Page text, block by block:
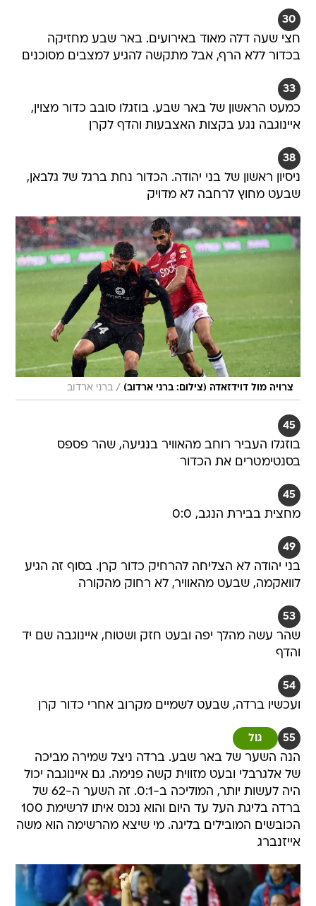
30
חצי שעה דלה מאוד באירועים. באר שבע מחזיקה
בכדור ללא הרף, אבל מתקשה להגיע למצבים מסוכנים
33
כמעט הראשון של באר שבע. בוזגלו סובב כדור מצוין,
איינוגבה נגע בקצות האצבעות והדף לקרן
38
ניסיון ראשון של בני יהודה. הכדור נחת ברגל של גלבאן,
שבעט מחוץ לרחבה לא מדויק
צרויה מול דוידזאדה (צילום: ברני ארדוב) / ברני ארדוב
45
בוזגלו העביר רוחב מהאוויר בנגיעה, שהר פספס
בסנטימטרים את הכדור
45
מחצית בבירת הנגב, 0:0
49
בני יהודה לא הצליחה להרחיק כדור קרן. בסוף זה הגיע
לוואקמה, שבעט מהאוויר, לא רחוק מהקורה
53
שהר עשה מהלך יפה ובעט חזק ושטוח, איינוגבה שם יד
והדף
54
ועכשיו ברדה, שבעט לשמיים מקרוב אחרי כדור קרן
55 גול
הנה השער של באר שבע. ברדה ניצל שמירה מביכה
של אלגרבלי ובעט מזווית קשה פנימה. גם איינוגבה יכול
היה לעשות יותר, המוליכה ב-0:1. זה השער ה-62 של
ברדה בליגת העל עד היום והוא נכנס איתו לרשימת 100
הכובשים המובילים בליגה. מי שיצא מהרשימה הוא משה
אייזנברג